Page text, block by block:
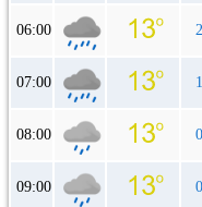
06:00
07:00
08:00
09:00